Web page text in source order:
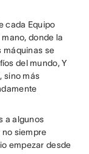
cada Equipo
donde la
máquinas se
del mundo, Y
sino más
a algunos
siempre
empezar desde